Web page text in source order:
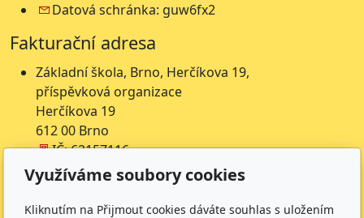
Datová schránka: guw6fx2
Fakturační adresa
Základní škola, Brno, Herčíkova 19,
příspěvková organizace
Herčíkova 19
612 00 Brno
IČ: 62157116
Nejsme plátci DPH
Čísla účtů
Využíváme soubory cookies
Kliknutím na Přijmout cookies dáváte souhlas s uložením